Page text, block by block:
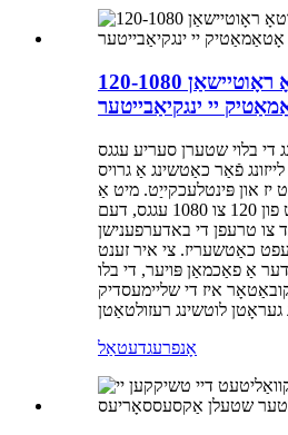
ביליק פּרייז אַוטאָ ראָוטיישאַן 120-1080
יי ינגקיאַבייטער
די בלוי שטערן סעריע עגגס
פֿאַר כאַטשינג אַ גרויס
יז און פּינטלעכקייַט. מיט אַ
קאַפּאַציטעט פון 120 צו 1080 עגגס, דעם
צו טרעפן די באדערפענישן
כאַטשעריז. צי איר זענט
אַ פאַכמאַן פּויער, די בלו
איז די שליימעסדיק
אָנפרעגדעטאַל